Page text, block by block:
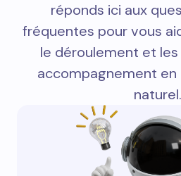
réponds ici aux
fréquentes pour vous
le déroulement et les
accompagnement
naturel.